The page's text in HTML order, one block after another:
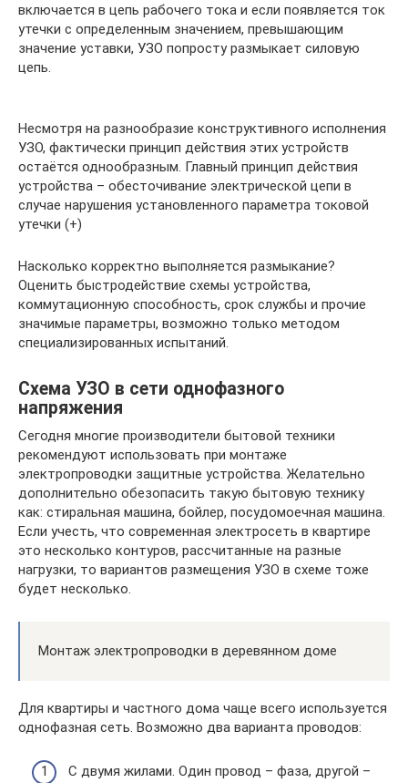
включается в цепь рабочего тока и если появляется ток
утечки с определенным значением, превышающим
значение уставки, УЗО попросту размыкает силовую
цепь.
Несмотря на разнообразие конструктивного исполнения
УЗО, фактически принцип действия этих устройств
остаётся однообразным. Главный принцип действия
устройства – обесточивание электрической цепи в
случае нарушения установленного параметра токовой
утечки (+)
Насколько корректно выполняется размыкание?
Оценить быстродействие схемы устройства,
коммутационную способность, срок службы и прочие
значимые параметры, возможно только методом
специализированных испытаний.
Схема УЗО в сети однофазного
напряжения
Сегодня многие производители бытовой техники
рекомендуют использовать при монтаже
электропроводки защитные устройства. Желательно
дополнительно обезопасить такую бытовую технику
как: стиральная машина, бойлер, посудомоечная машина.
Если учесть, что современная электросеть в квартире
это несколько контуров, рассчитанные на разные
нагрузки, то вариантов размещения УЗО в схеме тоже
будет несколько.
Монтаж электропроводки в деревянном доме
Для квартиры и частного дома чаще всего используется
однофазная сеть. Возможно два варианта проводов:
С двумя жилами. Один провод – фаза, другой –